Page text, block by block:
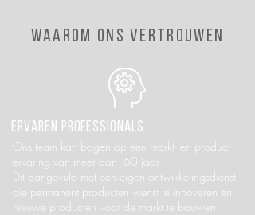
Waarom ons vertrouwen
Ervaren professionals
Ons team kan bogen op een markt- en product
ervaring van meer dan 60 jaar.
Dit aangevuld met een eigen ontwikkelingsdienst
die permanent producten wenst te innoveren en
nieuwe producten voor de markt te bouwen.